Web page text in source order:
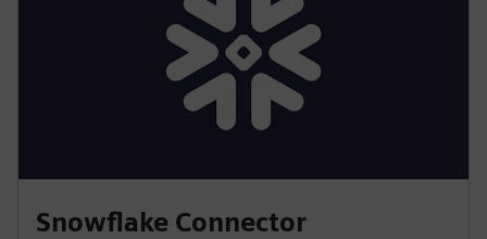
Snowflake Connector